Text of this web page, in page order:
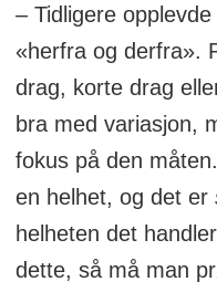
– Tidligere
«herfra og derfra».
drag, korte drag
bra med variasjon,
fokus på den
en helhet, og det er
helheten det
dette, så må man